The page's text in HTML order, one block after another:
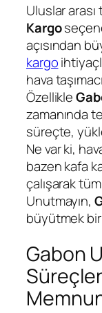
Uluslar arası
Kargo
açısından
kargo
hava
Özellikle
zamanında
süreçte,
Ne var ki,
bazen kafa
çalışarak
Unutmayın,
büyütmek
Gabon